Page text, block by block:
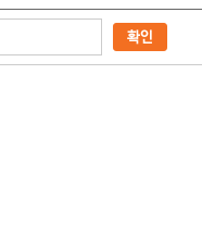
확인